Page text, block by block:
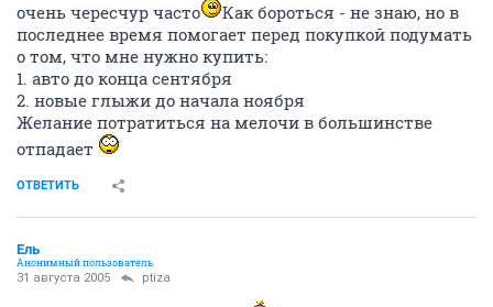
очень чересчур часто
Как бороться - не знаю, но в
последнее время помогает перед покупкой подумать
о том, что мне нужно купить:
1. авто до конца сентября
2. новые глыжи до начала ноября
Желание потратиться на мелочи в большинстве
отпадает
ОТВЕТИТЬ
Ель
Анонимный пользователь
31 августа 2005 ptiza